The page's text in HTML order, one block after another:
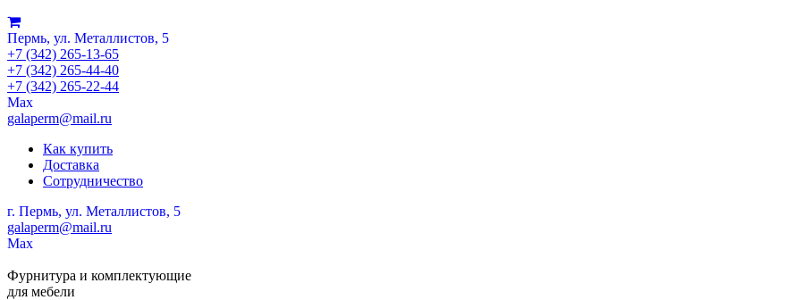
Пермь, ул. Металлистов, 5
+7 (342) 265-13-65
+7 (342) 265-44-40
+7 (342) 265-22-44
Мах
galaperm@mail.ru
Как купить
Доставка
Сотрудничество
г. Пермь, ул. Металлистов, 5
galaperm@mail.ru
Мах
Фурнитура и комплектующие
для мебели